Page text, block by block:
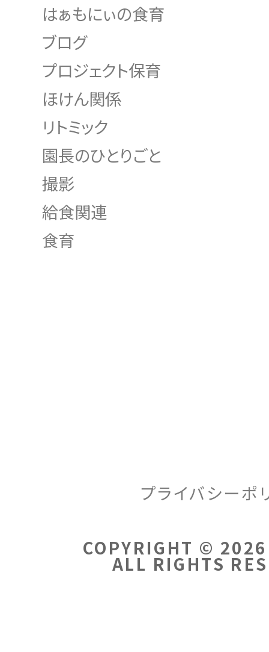
はぁもにぃの食育
ブログ
プロジェクト保育
ほけん関係
リトミック
園長のひとりごと
撮影
給食関連
食育
プライバシーポ
COPYRIGHT ©
ALL RIGHTS